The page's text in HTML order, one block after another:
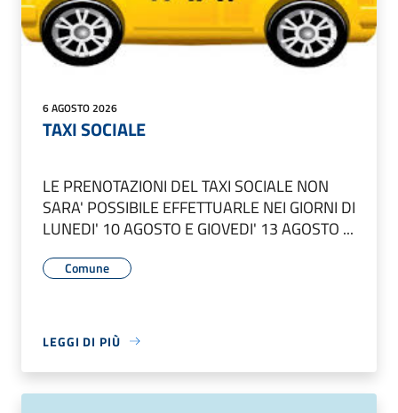
6 AGOSTO 2026
TAXI SOCIALE
LE PRENOTAZIONI DEL TAXI SOCIALE NON
SARA' POSSIBILE EFFETTUARLE NEI GIORNI DI
LUNEDI' 10 AGOSTO E GIOVEDI' 13 AGOSTO ...
Comune
LEGGI DI PIÙ